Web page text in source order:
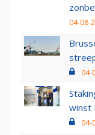
04-08-
04-
winst
04-